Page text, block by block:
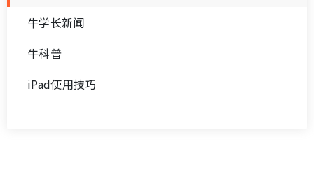
牛学长新闻
牛科普
iPad使用技巧